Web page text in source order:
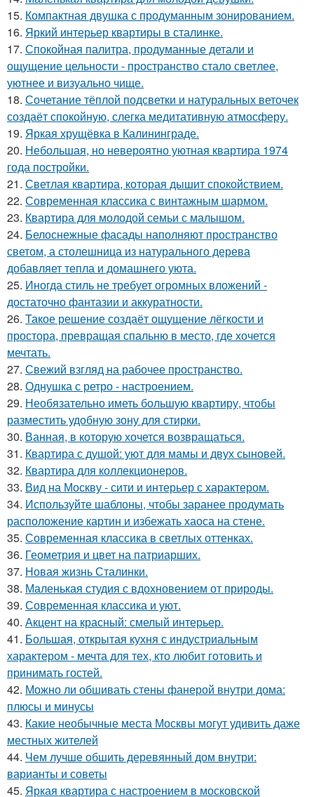
15. Компактная двушка с продуманным зонированием.
16. Яркий интерьер квартиры в сталинке.
17. Спокойная палитра, продуманные детали и
ощущение цельности - пространство стало светлее,
уютнее и визуально чище.
18. Сочетание тёплой подсветки и натуральных веточек
создаёт спокойную, слегка медитативную атмосферу.
19. Яркая хрущёвка в Калининграде.
20. Небольшая, но невероятно уютная квартира 1974
года постройки.
21. Светлая квартира, которая дышит спокойствием.
22. Современная классика с винтажным шармом.
23. Квартира для молодой семьи с малышом.
24. Белоснежные фасады наполняют пространство
светом, а столешница из натурального дерева
добавляет тепла и домашнего уюта.
25. Иногда стиль не требует огромных вложений -
достаточно фантазии и аккуратности.
26. Такое решение создаёт ощущение лёгкости и
простора, превращая спальню в место, где хочется
мечтать.
27. Свежий взгляд на рабочее пространство.
28. Однушка с ретро - настроением.
29. Необязательно иметь большую квартиру, чтобы
разместить удобную зону для стирки.
30. Ванная, в которую хочется возвращаться.
31. Квартира с душой: уют для мамы и двух сыновей.
32. Квартира для коллекционеров.
33. Вид на Москву - сити и интерьер с характером.
34. Используйте шаблоны, чтобы заранее продумать
расположение картин и избежать хаоса на стене.
35. Современная классика в светлых оттенках.
36. Геометрия и цвет на патриарших.
37. Новая жизнь Сталинки.
38. Маленькая студия с вдохновением от природы.
39. Современная классика и уют.
40. Акцент на красный: смелый интерьер.
41. Большая, открытая кухня с индустриальным
характером - мечта для тех, кто любит готовить и
принимать гостей.
42. Можно ли обшивать стены фанерой внутри дома:
плюсы и минусы
43. Какие необычные места Москвы могут удивить даже
местных жителей
44. Чем лучше обшить деревянный дом внутри:
варианты и советы
45. Яркая квартира с настроением в московской